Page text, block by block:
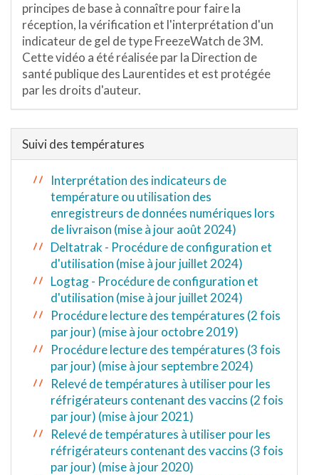
principes de base à connaître pour faire la
réception, la vérification et l'interprétation d'un
indicateur de gel de type FreezeWatch de 3M.
Cette vidéo a été réalisée par la Direction de
santé publique des Laurentides et est protégée
par les droits d'auteur.
Suivi des températures
Interprétation des indicateurs de
température ou utilisation des
enregistreurs de données numériques lors
de livraison (mise à jour août 2024)
Deltatrak - Procédure de configuration et
d'utilisation (mise à jour juillet 2024)
Logtag - Procédure de configuration et
d'utilisation (mise à jour juillet 2024)
Procédure lecture des températures (2 fois
par jour) (mise à jour octobre 2019)
Procédure lecture des températures (3 fois
par jour) (mise à jour septembre 2024)
Relevé de températures à utiliser pour les
réfrigérateurs contenant des vaccins (2 fois
par jour) (mise à jour 2021)
Relevé de températures à utiliser pour les
réfrigérateurs contenant des vaccins (3 fois
par jour) (mise à jour 2020)